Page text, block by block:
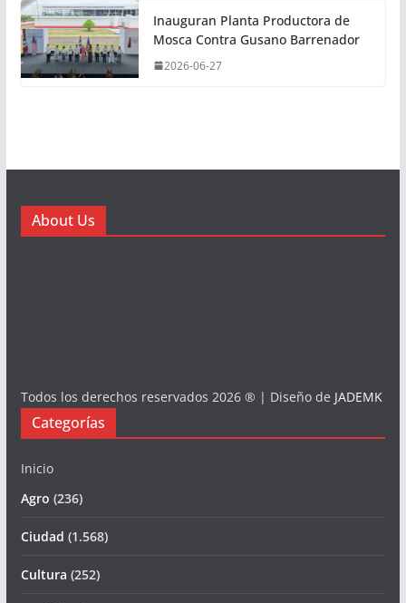
Inauguran Planta Productora de
Mosca Contra Gusano Barrenador
2026-06-27
About Us
Todos los derechos reservados 2026 ® | Diseño de JADEMK
Categorías
Inicio
Agro (236)
Ciudad (1.568)
Cultura (252)